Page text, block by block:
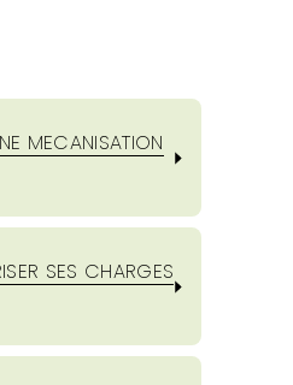
MECANISATION
SES CHARGES